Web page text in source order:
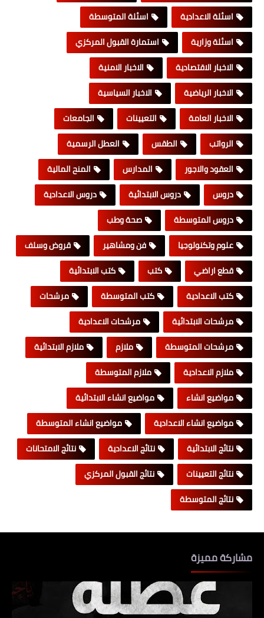
اسئلة الاعدادية
اسئلة المتوسطة
اسئلة وزارية
استمارة القبول المركزي
الاخبار الاقتصادية
الاخبار الامنية
الاخبار الرياضية
الاخبار السياسية
الاخبار العامة
التعيينات
الجامعات
الرواتب
الطقس
العطل الرسمية
العقود والاجور
المدارس
المنح المالية
دروس
دروس الابتدائية
دروس الاعدادية
دروس المتوسطة
صحة وطب
علوم وتكنولوجيا
فن ومشاهير
قروض وسلف
قطع اراضي
كتب
كتب الابتدائية
كتب الاعدادية
كتب المتوسطة
مرشحات
مرشحات الابتدائية
مرشحات الاعدادية
مرشحات المتوسطة
ملازم
ملازم الابتدائية
ملازم الاعدادية
ملازم المتوسطة
مواضيع انشاء
مواضيع انشاء الابتدائية
مواضيع انشاء الاعدادية
مواضيع انشاء المتوسطة
نتائج الابتدائية
نتائج الاعدادية
نتائج الامتحانات
نتائج التعيينات
نتائج القبول المركزي
نتائج المتوسطة
مشاركة مميزة